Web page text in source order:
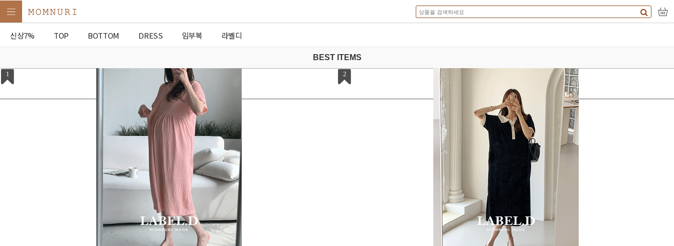
신상7% TOP BOTTOM DRESS 임부복 라벨디
BEST ITEMS
1 2